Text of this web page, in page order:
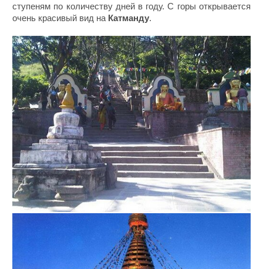
ступеням по количеству дней в году. С горы открывается
очень красивый вид на Катманду.